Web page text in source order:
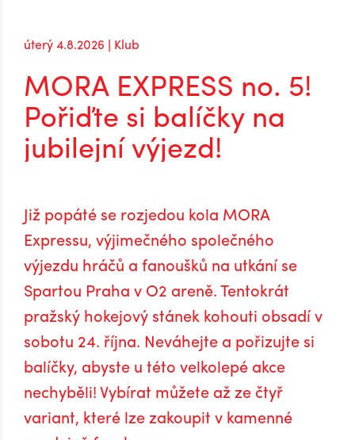
úterý 4.8.2026 | Klub
MORA EXPRESS no. 5!
Pořiďte si balíčky na
jubilejní výjezd!
Již popáté se rozjedou kola MORA
Expressu, výjimečného společného
výjezdu hráčů a fanoušků na utkání se
Spartou Praha v O2 areně. Tentokrát
pražský hokejový stánek kohouti obsadí v
sobotu 24. října. Neváhejte a pořizujte si
balíčky, abyste u této velkolepé akce
nechyběli! Vybírat můžete až ze čtyř
variant, které lze zakoupit v kamenné